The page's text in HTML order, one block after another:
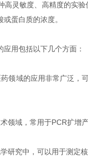
敏度、高精度的实验
蛋白质的浓度。
应用包括以下几个方面：
域的应用非常广泛，可
域，常用于PCR扩增产
究中，可以用于测定核